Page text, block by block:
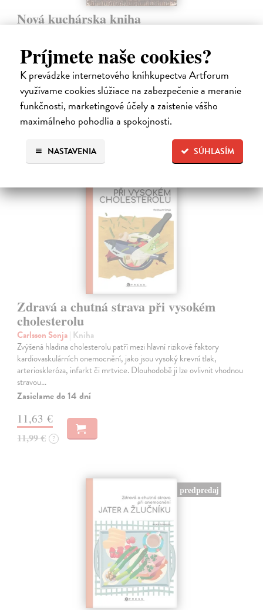
Príjmete naše cookies?
K prevádzke internetového kníhkupectva Artforum
využívame cookies slúžiace na zabezpečenie a meranie
funkčnosti, marketingové účely a zaistenie vášho
maximálneho pohodlia a spokojnosti.
SÚHLASÍM
NASTAVENIA
Nová kuchárska kniha
kuchárska kniha z pera najpovolanejšej gazdinky Terézie Vansovej je
však dielom, ktoré zaručene obohatí každú domácnosť.
Na sklade ?
23,66 €
24,90 € ?
Zdravá a chutná strava při vysokém
cholesterolu
Carlsson Sonja| Kniha
Zvýšená hladina cholesterolu patří mezi hlavní rizikové faktory
kardiovaskulárních onemocnění, jako jsou vysoký krevní tlak,
arterioskleróza, infarkt či mrtvice. Dlouhodobě ji lze ovlivnit vhodnou
stravou…
Zasielame do 14 dní
11,63 €
11,99 € ?
predpredaj